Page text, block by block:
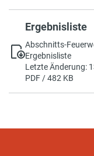
Ergebnisliste
Abschnitts-
Ergebnisliste
Letzte Änderung:
PDF / 482 KB